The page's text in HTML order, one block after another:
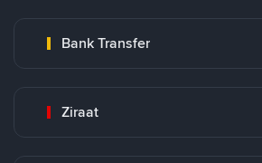
Bank Transfer
Ziraat